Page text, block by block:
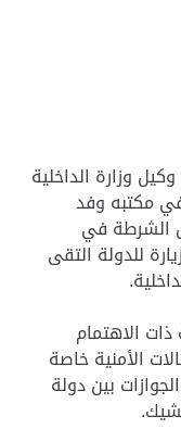
وزارة الداخلية
في مكتبه وفد
الشرطة في
للدولة التقى
الاهتمام
الأمنية خاصة
بين دولة